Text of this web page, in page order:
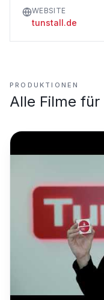
WEBSITE
tunstall.de
PRODUKTIONEN
Alle Filme für